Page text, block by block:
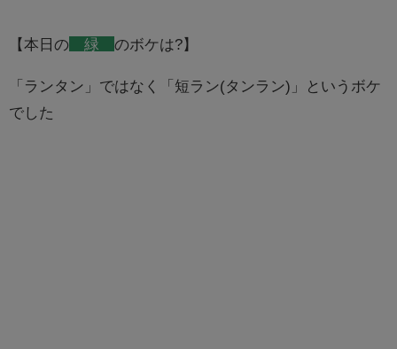
【本日の 緑 のボケは?】
「ランタン」ではなく「短ラン(タンラン)」というボケ
でした